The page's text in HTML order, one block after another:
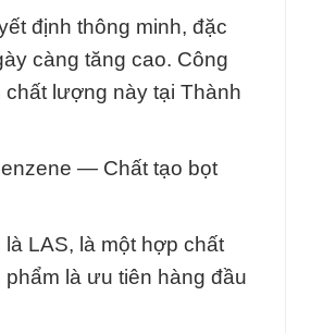
định thông minh, đặc
càng tăng cao. Công
lượng này tại Thành
— Chất tạo bọt
LAS, là một hợp chất
là ưu tiên hàng đầu